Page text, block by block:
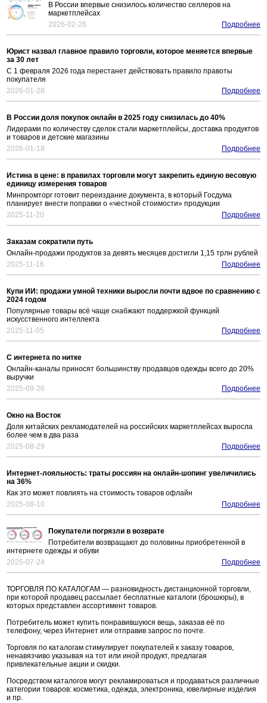
В России впервые снизилось количество селлеров на
маркетплейсах
2026-02-26
Подробнее
Юрист назвал главное правило торговли, которое меняется впервые
за 30 лет
С 1 февраля 2026 года перестанет действовать правило правоты
покупателя
2026-01-28
Подробнее
В России доля покупок онлайн в 2025 году снизилась до 40%
Лидерами по количеству сделок стали маркетплейсы, доставка продуктов
и товаров и детские магазины
2026-01-18
Подробнее
Истина в цене: в правилах торговли могут закрепить единую весовую
единицу измерения товаров
Минпромторг готовит переиздание документа, в который Госдума
планирует внести поправки о «честной стоимости» продукции
2025-11-20
Подробнее
Заказам сократили путь
Онлайн-продажи продуктов за девять месяцев достигли 1,15 трлн рублей
2025-11-16
Подробнее
Купи ИИ: продажи умной техники выросли почти вдвое по сравнению с
2024 годом
Популярные товары всё чаще снабжают поддержкой функций
искусственного интеллекта
2025-11-05
Подробнее
С интернета по нитке
Онлайн-каналы приносят большинству продавцов одежды всего до 20%
выручки
2025-09-26
Подробнее
Окно на Восток
Доля китайских рекламодателей на российских маркетплейсах выросла
более чем в два раза
2025-08-29
Подробнее
Интернет-лояльность: траты россиян на онлайн-шопинг увеличились
на 36%
Как это может повлиять на стоимость товаров офлайн
2025-08-10
Подробнее
Покупатели погрязли в возврате
Потребители возвращают до половины приобретенной в
интернете одежды и обуви
2025-07-24
Подробнее
ТОРГОВЛЯ ПО КАТАЛОГАМ — разновидность дистанционной торговли,
при которой продавец рассылает бесплатные каталоги (брошюры), в
которых представлен ассортимент товаров.
Потребитель может купить понравившуюся вещь, заказав её по
телефону, через Интернет или отправив запрос по почте.
Торговля по каталогам стимулирует покупателей к заказу товаров,
ненавязчиво указывая на тот или иной продукт, предлагая
привлекательные акции и скидки.
Посредством каталогов могут рекламироваться и продаваться различные
категории товаров: косметика, одежда, электроника, ювелирные изделия
и пр.